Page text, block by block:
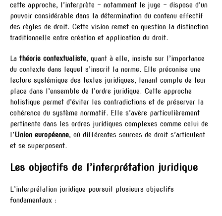
cette approche, l’interprète – notamment le juge – dispose d’un
pouvoir considérable dans la détermination du contenu effectif
des règles de droit. Cette vision remet en question la distinction
traditionnelle entre création et application du droit.
La théorie contextualiste, quant à elle, insiste sur l’importance
du contexte dans lequel s’inscrit la norme. Elle préconise une
lecture systémique des textes juridiques, tenant compte de leur
place dans l’ensemble de l’ordre juridique. Cette approche
holistique permet d’éviter les contradictions et de préserver la
cohérence du système normatif. Elle s’avère particulièrement
pertinente dans les ordres juridiques complexes comme celui de
l’Union européenne, où différentes sources de droit s’articulent
et se superposent.
Les objectifs de l’interprétation juridique
L’interprétation juridique poursuit plusieurs objectifs
fondamentaux :